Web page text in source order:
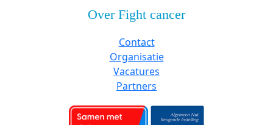
Over Fight cancer
Contact
Organisatie
Vacatures
Partners